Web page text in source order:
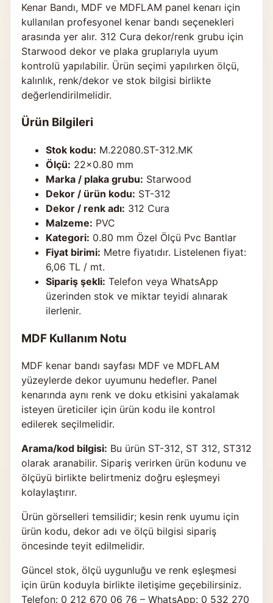
Kenar Bandı, MDF ve MDFLAM panel kenarı için
kullanılan profesyonel kenar bandı seçenekleri
arasında yer alır. 312 Cura dekor/renk grubu için
Starwood dekor ve plaka gruplarıyla uyum
kontrolü yapılabilir. Ürün seçimi yapılırken ölçü,
kalınlık, renk/dekor ve stok bilgisi birlikte
değerlendirilmelidir.
Ürün Bilgileri
Stok kodu: M.22080.ST-312.MK
Ölçü: 22×0.80 mm
Marka / plaka grubu: Starwood
Dekor / ürün kodu: ST-312
Dekor / renk adı: 312 Cura
Malzeme: PVC
Kategori: 0.80 mm Özel Ölçü Pvc Bantlar
Fiyat birimi: Metre fiyatıdır. Listelenen fiyat:
6,06 TL / mt.
Sipariş şekli: Telefon veya WhatsApp
üzerinden stok ve miktar teyidi alınarak
ilerlenir.
MDF Kullanım Notu
MDF kenar bandı sayfası MDF ve MDFLAM
yüzeylerde dekor uyumunu hedefler. Panel
kenarında aynı renk ve doku etkisini yakalamak
isteyen üreticiler için ürün kodu ile kontrol
edilerek seçilmelidir.
Arama/kod bilgisi: Bu ürün ST-312, ST 312, ST312
olarak aranabilir. Sipariş verirken ürün kodunu ve
ölçüyü birlikte belirtmeniz doğru eşleşmeyi
kolaylaştırır.
Ürün görselleri temsilidir; kesin renk uyumu için
ürün kodu, dekor adı ve ölçü bilgisi sipariş
öncesinde teyit edilmelidir.
Güncel stok, ölçü uygunluğu ve renk eşleşmesi
için ürün koduyla birlikte iletişime geçebilirsiniz.
Telefon: 0 212 670 06 76 – WhatsApp: 0 532 270